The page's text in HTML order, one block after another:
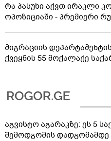
რა პასუხი აქვთ ირაკლი
ოპოზიციაში - პრემიერი
მიგრაციის
ქვეყნის 55 მოქალაქე
აგვისტო აგარაკზე: ეს 5
შემოდგომის დადგომამდე